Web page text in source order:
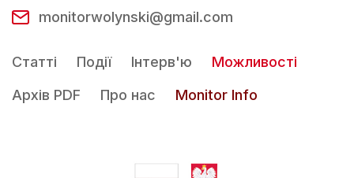
monitorwolynski@gmail.com
Статті Події Інтерв'ю
Можливості
Архів PDF
Про нас Monitor Info